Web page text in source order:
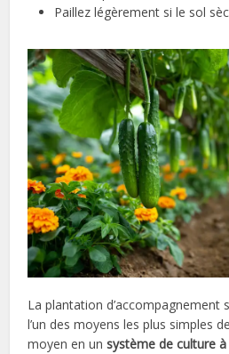
Paillez légèrement si le sol
La plantation d’accompagnement
l’un des moyens les plus simples
moyen en unsystème de culture